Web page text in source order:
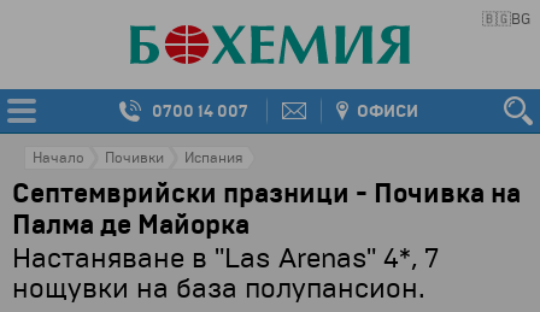
🇧🇬BG
0700 14 007 ОФИСИ
Начало Почивки Испания
Септемврийски празници - Почивка на
Палма де Майорка
Настаняване в "Las Arenas" 4*, 7
нощувки на база полупансион.